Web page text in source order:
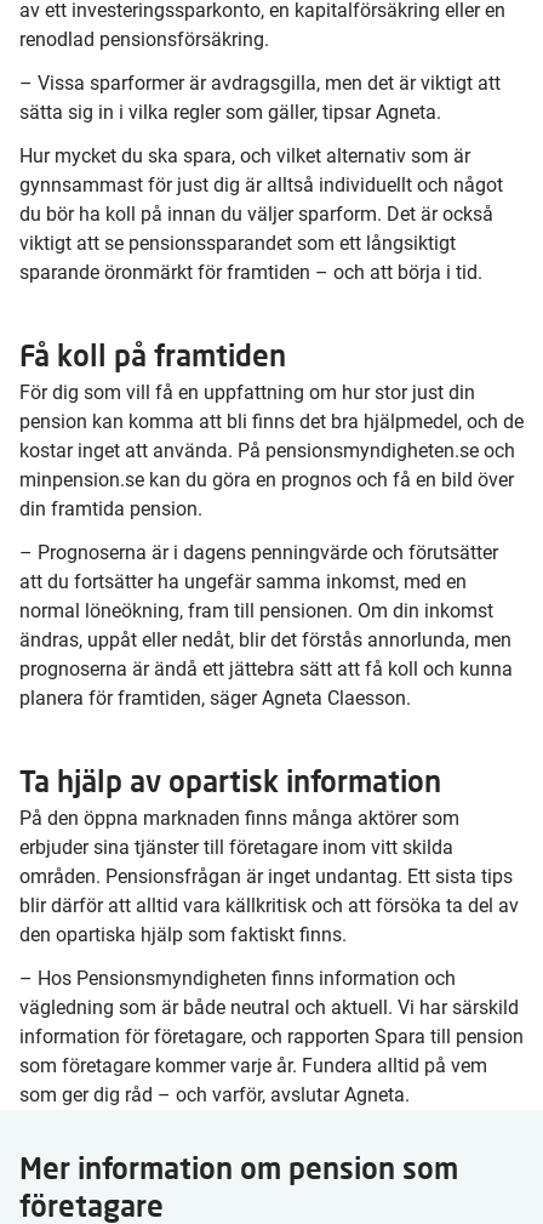
av ett investeringssparkonto, en kapitalförsäkring eller en
renodlad pensionsförsäkring.
– Vissa sparformer är avdragsgilla, men det är viktigt att
sätta sig in i vilka regler som gäller, tipsar Agneta.
Hur mycket du ska spara, och vilket alternativ som är
gynnsammast för just dig är alltså individuellt och något
du bör ha koll på innan du väljer sparform. Det är också
viktigt att se pensionssparandet som ett långsiktigt
sparande öronmärkt för framtiden – och att börja i tid.
Få koll på framtiden
För dig som vill få en uppfattning om hur stor just din
pension kan komma att bli finns det bra hjälpmedel, och de
kostar inget att använda. På pensionsmyndigheten.se och
minpension.se kan du göra en prognos och få en bild över
din framtida pension.
– Prognoserna är i dagens penningvärde och förutsätter
att du fortsätter ha ungefär samma inkomst, med en
normal löneökning, fram till pensionen. Om din inkomst
ändras, uppåt eller nedåt, blir det förstås annorlunda, men
prognoserna är ändå ett jättebra sätt att få koll och kunna
planera för framtiden, säger Agneta Claesson.
Ta hjälp av opartisk information
På den öppna marknaden finns många aktörer som
erbjuder sina tjänster till företagare inom vitt skilda
områden. Pensionsfrågan är inget undantag. Ett sista tips
blir därför att alltid vara källkritisk och att försöka ta del av
den opartiska hjälp som faktiskt finns.
– Hos Pensionsmyndigheten finns information och
vägledning som är både neutral och aktuell. Vi har särskild
information för företagare, och rapporten Spara till pension
som företagare kommer varje år. Fundera alltid på vem
som ger dig råd – och varför, avslutar Agneta.
Mer information om pension som
företagare